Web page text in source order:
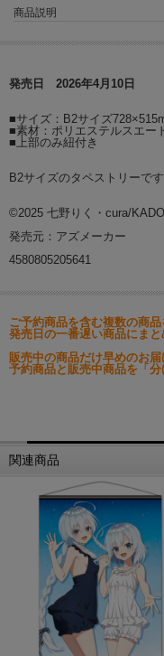
商品説明
発売日 2026年4月10日
■サイズ：B2サイズ
■素材：ポリエステルスエー
■上部のみ紐付き
B2サイズのタペストリーです
©2025 七野りく・cura/
発売元：アズメーカー
4580805205641
ご予約商品を含む複数の商
発売日の一番遅い商品にまと
販売中の商品だけ早めのお届
予約商品と販売中商品を「分
関連商品